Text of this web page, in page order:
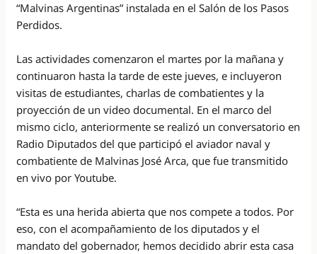
“Malvinas Argentinas” instalada en el Salón de los Pasos
Perdidos.
Las actividades comenzaron el martes por la mañana y
continuaron hasta la tarde de este jueves, e incluyeron
visitas de estudiantes, charlas de combatientes y la
proyección de un video documental. En el marco del
mismo ciclo, anteriormente se realizó un conversatorio en
Radio Diputados del que participó el aviador naval y
combatiente de Malvinas José Arca, que fue transmitido
en vivo por Youtube.
“Esta es una herida abierta que nos compete a todos. Por
eso, con el acompañamiento de los diputados y el
mandato del gobernador, hemos decidido abrir esta casa